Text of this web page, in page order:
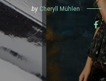
by Cheryll Mühlen